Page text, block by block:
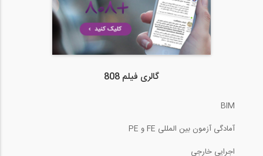
گالری فیلم 808
BIM
آمادگی آزمون بین المللی FE و PE
اجرایی خارجی